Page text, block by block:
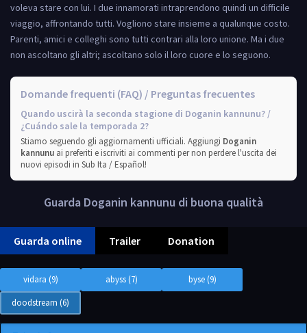
voleva stare con lui. I due innamorati intraprendono quindi un difficile
viaggio, affrontando tutti. Vogliono stare insieme a qualunque costo.
Parenti, amici e colleghi sono tutti contrari alla loro unione. Ma i due
non ascoltano gli altri; ascoltano solo il loro cuore e lo seguono.
Domande frequenti (FAQ) / Preguntas frecuentes
Quando uscirà la seconda stagione di Doganin kannunu? /
¿Cuándo sale la temporada 2?
Stiamo seguendo gli aggiornamenti ufficiali. Aggiungi Doganin
kannunu ai preferiti e iscriviti ai commenti per non perdere l'uscita dei
nuovi episodi in Sub Ita / Español!
Guarda Doganin kannunu di buona qualità
Guarda online Trailer Donation
vidara (9) abyss (7)
byse (9)
doodstream (6)